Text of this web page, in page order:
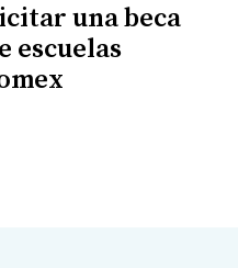
una beca
escuelas